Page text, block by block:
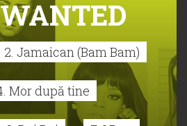
2. Jamaican (Bam Bam)
Mor după tine